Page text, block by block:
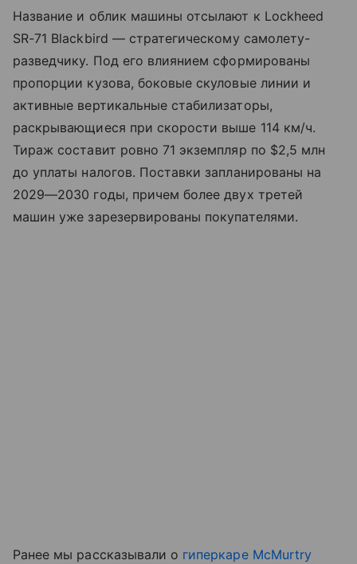
Название и облик машины отсылают к Lockheed
SR-71 Blackbird — стратегическому самолету-
разведчику. Под его влиянием сформированы
пропорции кузова, боковые скуловые линии и
активные вертикальные стабилизаторы,
раскрывающиеся при скорости выше 114 км/ч.
Тираж составит ровно 71 экземпляр по $2,5 млн
до уплаты налогов. Поставки запланированы на
2029—2030 годы, причем более двух третей
машин уже зарезервированы покупателями.
Ранее мы рассказывали о гиперкаре McMurtry